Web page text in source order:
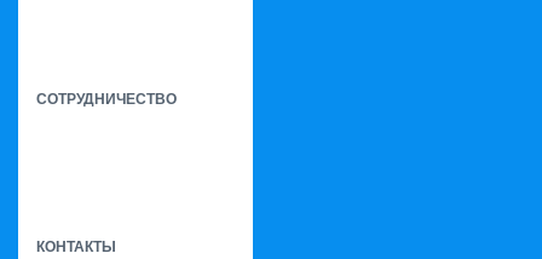
СОТРУДНИЧЕСТВО
КОНТАКТЫ